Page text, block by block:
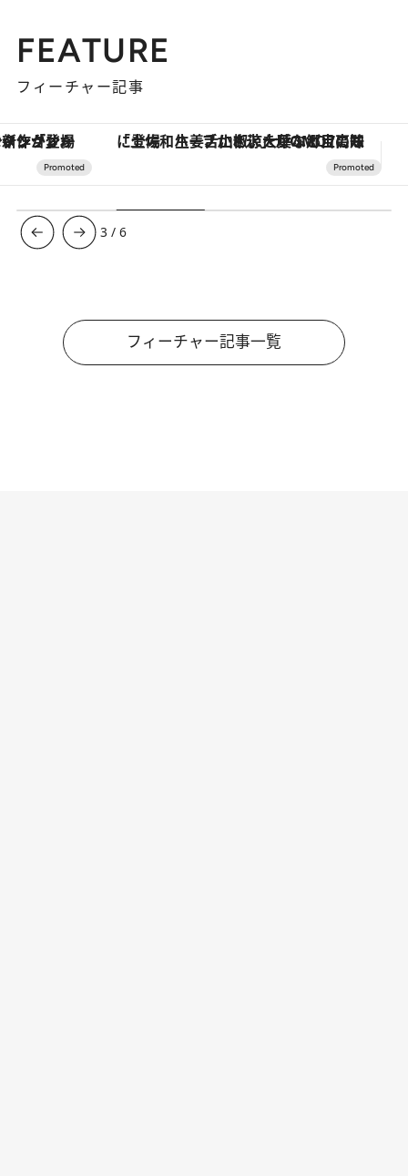
FEATURE
フィーチャー記事
「土佐和ハーブかき氷」がOMO7高知に登場！生姜、山椒、大葉など目にも舌にも涼を呼ぶ郷土の味 【銀座で出合う最旬美容】美髪ケアや上質
3 /6
フィーチャー記事一覧